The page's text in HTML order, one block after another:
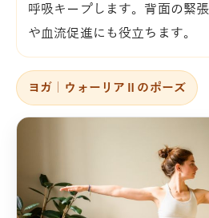
呼吸キープします。背面の緊
や血流促進にも役立ちます。
ヨガ｜ウォーリアⅡのポーズ